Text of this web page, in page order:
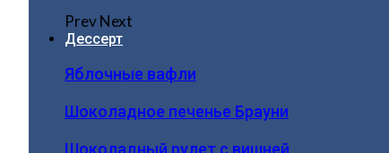
PrevNext
Дессерт
Яблочные вафли
Шоколадное печенье Брауни
Шоколадный рулет с вишней